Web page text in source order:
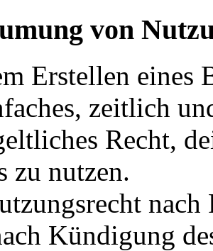
von
Erstellen eines
zeitlich
Recht,
zu nutzen.
Kündigung